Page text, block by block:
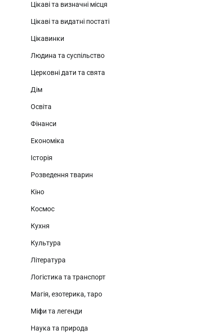
Цікаві та визначні місця
Цікаві та видатні постаті
Цікавинки
Людина та суспільство
Церковні дати та свята
Дім
Освіта
Фінанси
Економіка
Історія
Розведення тварин
Кіно
Космос
Кухня
Культура
Література
Логістика та транспорт
Магія, езотерика, таро
Міфи та легенди
Наука та природа